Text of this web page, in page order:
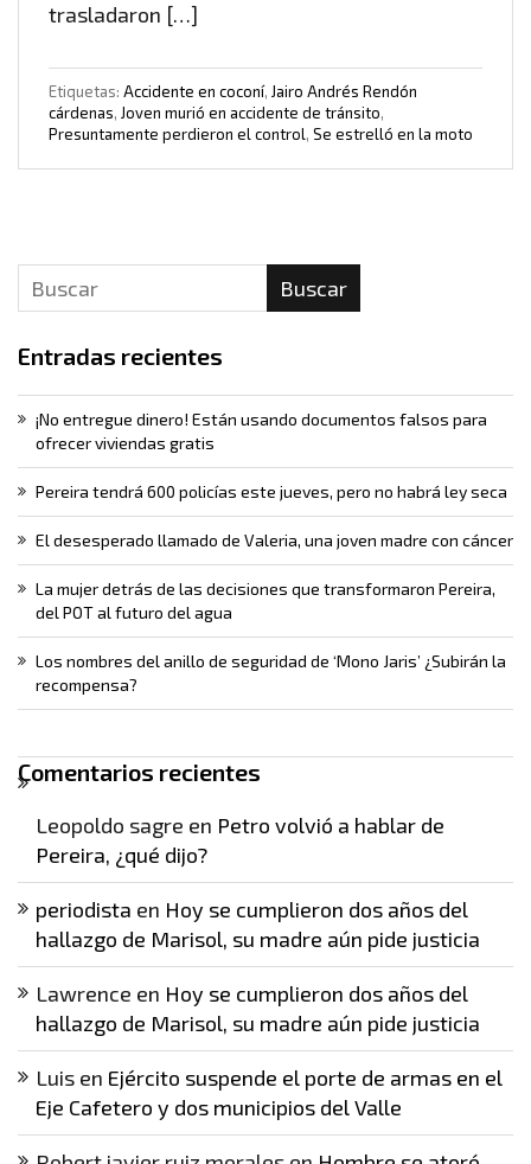
trasladaron […]
Etiquetas: Accidente en coconí, Jairo Andrés Rendón
cárdenas, Joven murió en accidente de tránsito,
Presuntamente perdieron el control, Se estrelló en la moto
Buscar
Entradas recientes
¡No entregue dinero! Están usando documentos falsos para
ofrecer viviendas gratis
Pereira tendrá 600 policías este jueves, pero no habrá ley seca
El desesperado llamado de Valeria, una joven madre con cáncer
La mujer detrás de las decisiones que transformaron Pereira,
del POT al futuro del agua
Los nombres del anillo de seguridad de ‘Mono Jaris’ ¿Subirán la
recompensa?
Comentarios recientes
Leopoldo sagre en Petro volvió a hablar de
Pereira, ¿qué dijo?
periodista en Hoy se cumplieron dos años del
hallazgo de Marisol, su madre aún pide justicia
Lawrence en Hoy se cumplieron dos años del
hallazgo de Marisol, su madre aún pide justicia
Luis en Ejército suspende el porte de armas en el
Eje Cafetero y dos municipios del Valle